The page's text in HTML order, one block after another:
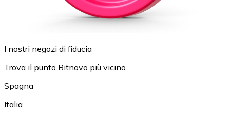
I nostri negozi di fiducia
Trova il punto Bitnovo più vicino
Spagna
Italia